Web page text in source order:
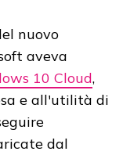
nuovo
aveva
10 Cloud,
e all'utilità di
dal